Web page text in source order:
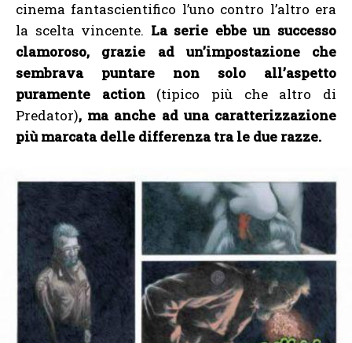
cinema fantascientifico l’uno contro l’altro era
la scelta vincente. La serie ebbe un successo
clamoroso, grazie ad un’impostazione che
sembrava puntare non solo all’aspetto
puramente action (tipico più che altro di
Predator), ma anche ad una caratterizzazione
più marcata delle differenza tra le due razze.